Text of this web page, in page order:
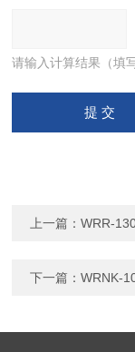
请输入计算结果（填
上一篇：WRR-
下一篇：WRNK-